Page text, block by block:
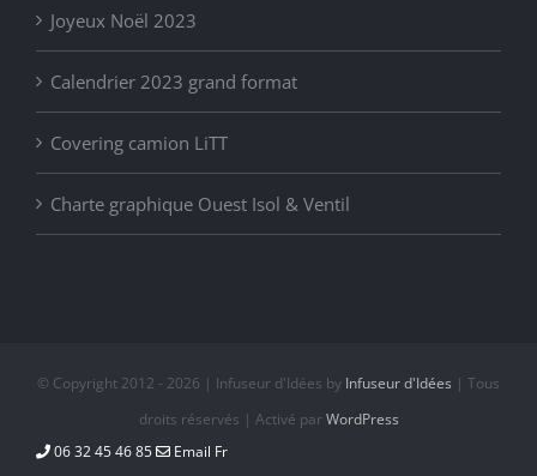
Joyeux Noël 2023
Calendrier 2023 grand format
Covering camion LiTT
Charte graphique Ouest Isol & Ventil
© Copyright 2012 - 2026 | Infuseur d'Idées by Infuseur d'Idées | Tous
droits réservés | Activé parWordPress
06 32 45 46 85
Email Fr